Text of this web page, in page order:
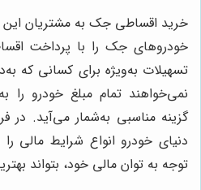
خرید اقساطی جک به مشتریان این
خودروهای جک را با پرداخت
تسهیلات به‌ویژه برای کسانی که
نمی‌خواهند تمام مبلغ خودرو را
گزینه مناسبی به‌شمار می‌آید.
دنیای خودرو انواع شرایط مالی
توجه به توان مالی خود، بتواند